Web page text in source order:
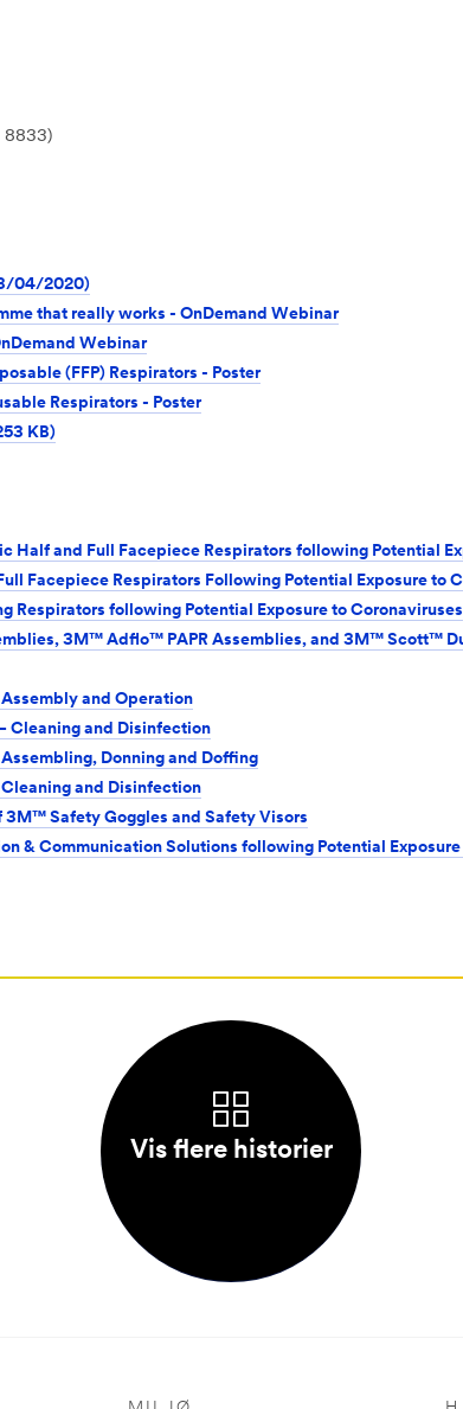
8833)
04/2020)
that really works - OnDemand Webinar
Webinar
(FFP) Respirators - Poster
Respirators - Poster
KB)
Half and Full Facepiece Respirators following Potential
Facepiece Respirators Following Potential Exposure to
Respirators following Potential Exposure to Coronaviruses
3M™ Adflo™ PAPR Assemblies, and 3M™ Scott™
and Operation
Cleaning and Disinfection
Donning and Doffing
and Disinfection
Safety Goggles and Safety Visors
& Communication Solutions following Potential
Vis flere historier